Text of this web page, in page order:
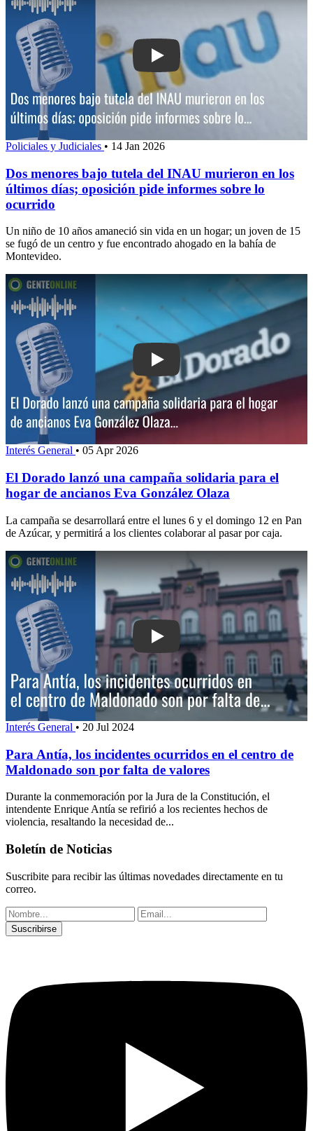
Play: Dos menores bajo tutela del
Policiales y Judiciales • 14 Jan 2026
Dos menores bajo tutela del INAU murieron en los
últimos días; oposición pide informes sobre lo
ocurrido
Un niño de 10 años amaneció sin vida en un hogar; un joven de 15
se fugó de un centro y fue encontrado ahogado en la bahía de
Montevideo.
Play: El Dorado lanzó una campaña
Interés General • 05 Apr 2026
El Dorado lanzó una campaña solidaria para el
hogar de ancianos Eva González Olaza
La campaña se desarrollará entre el lunes 6 y el domingo 12 en Pan
de Azúcar, y permitirá a los clientes colaborar al pasar por caja.
Play: Para Antía, los incidentes
Interés General • 20 Jul 2024
Para Antía, los incidentes ocurridos en el centro de
Maldonado son por falta de valores
Durante la conmemoración por la Jura de la Constitución, el
intendente Enrique Antía se refirió a los recientes hechos de
violencia, resaltando la necesidad de...
Boletín de Noticias
Suscribite para recibir las últimas novedades directamente en tu
correo.
Suscribirse